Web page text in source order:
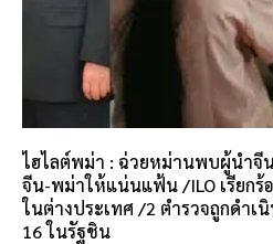
ไฮไลต์พม่า : ฉ่วยหม่านพบผู้นำจี
จีน-พม่าให้แน่นแฟ้น /ILO เรียกร้
ในต่างประเทศ /2 ตำรวจถูกดำ
16 ในรัฐชิน